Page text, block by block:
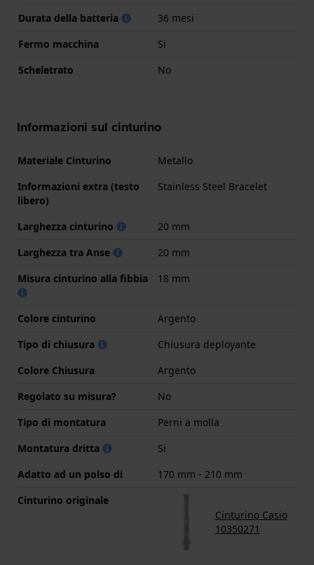
Durata della batteria
36 mesi
Fermo macchina
Si
Scheletrato
No
Informazioni sul cinturino
Materiale Cinturino
Metallo
Informazioni extra (testo
libero)
Stainless Steel Bracelet
Larghezza cinturino
20 mm
Larghezza tra Anse
20 mm
Misura cinturino alla fibbia
18 mm
Colore cinturino
Argento
Tipo di chiusura
Chiusura deployante
Colore Chiusura
Argento
Regolato su misura?
No
Tipo di montatura
Perni a molla
Montatura dritta
Si
Adatto ad un polso di
170 mm - 210 mm
Cinturino originale
Cinturino Casio
10350271